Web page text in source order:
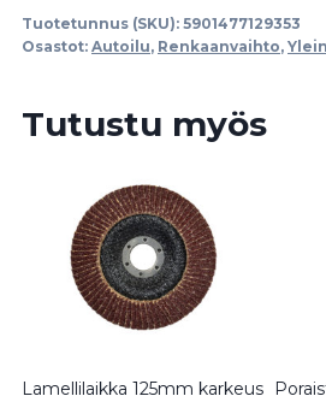
Tuotetunnus (SKU): 5901477129353
Osastot: Autoilu, Renkaanvaihto,
Tutustu myös
Lamellilaikka 125mm karkeus